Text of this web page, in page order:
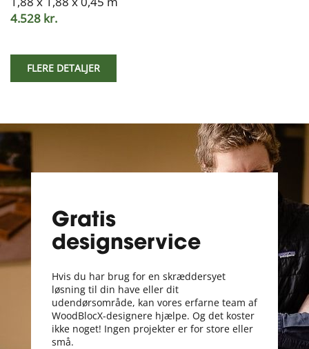
4.528 kr.
FLERE DETALJER
Gratis
designservice
Hvis du har brug for en skræddersyet
løsning til din have eller dit
udendørsområde, kan vores erfarne team af
WoodBlocX-designere hjælpe. Og det koster
ikke noget! Ingen projekter er for store eller
små.